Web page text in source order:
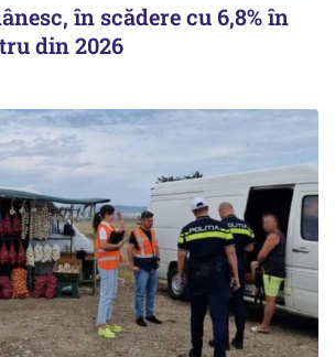
în scădere cu 6,8% în
din 2026